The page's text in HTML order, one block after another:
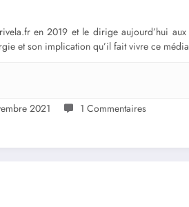
en 2019 et le dirige aujourd’hui
et son implication qu’il fait vivre ce
2021 1 Commentaires